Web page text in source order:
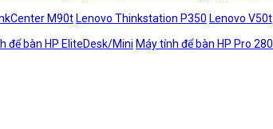
M90t Lenovo Thinkstation P350 Lenovo V50t
để bàn HP EliteDesk/Mini Máy tính để bàn HP Pro 280